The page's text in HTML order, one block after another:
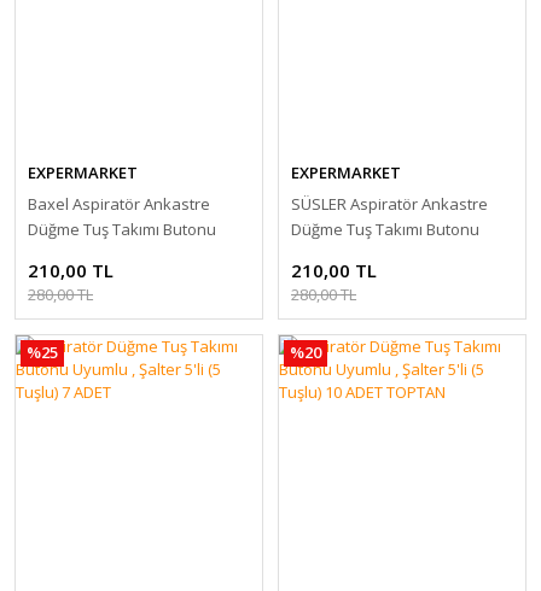
EXPERMARKET
Baxel Aspiratör Ankastre
Düğme Tuş Takımı Butonu
210,00 TL
280,00 TL
EXPERMARKET
SÜSLER Aspiratör Ankastre
Düğme Tuş Takımı Butonu
210,00 TL
280,00 TL
%25 %20